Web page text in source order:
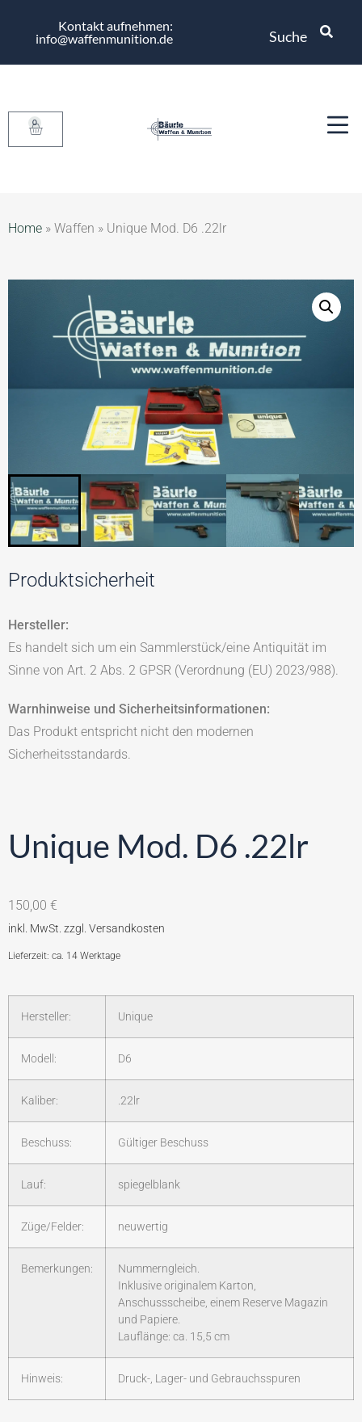
Kontakt aufnehmen:
info@waffenmunition.de
Suche
0
Home » Waffen » Unique Mod. D6 .22lr
Produktsicherheit
Hersteller:
Es handelt sich um ein Sammlerstück/eine Antiquität im
Sinne von Art. 2 Abs. 2 GPSR (Verordnung (EU) 2023/988).
Warnhinweise und Sicherheitsinformationen:
Das Produkt entspricht nicht den modernen
Sicherheitsstandards.
Unique Mod. D6 .22lr
150,00 €
Lieferzeit: ca. 14 Werktage
Hersteller: Unique
Modell: D6
Kaliber: .22lr
Beschuss: Gültiger Beschuss
Lauf: spiegelblank
Züge/Felder: neuwertig
Bemerkungen:
Nummerngleich.
Inklusive originalem Karton,
Anschussscheibe, einem Reserve Magazin
und Papiere.
Lauflänge: ca. 15,5 cm
Hinweis: Druck-, Lager- und Gebrauchsspuren